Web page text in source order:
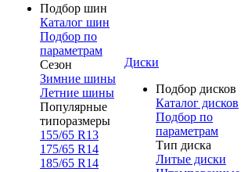
Подбор шин
Каталог шин
Подбор по
параметрам
Сезон
Зимние шины
Летние шины
Популярные
типоразмеры
155/65 R13
175/65 R14
185/65 R14
Диски
Подбор дисков
Каталог дисков
Подбор по
параметрам
Тип диска
Литые диски